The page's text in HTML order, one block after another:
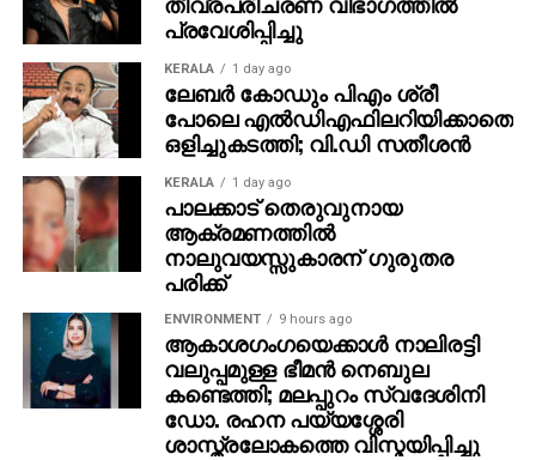
ചെയ്തു.
പ്രവേശിപ്പിച്ചു
KERALA 1 day ago
ലേബര്‍ കോഡും പിഎം ശ്രീ
പോലെ എല്‍ഡിഎഫിലറിയിക്കാതെ
ഒളിച്ചുകടത്തി; വി.ഡി സതീശന്‍
KERALA 1 day ago
പാലക്കാട് തെരുവുനായ
ആക്രമണത്തില്‍
നാലുവയസ്സുകാരന് ഗുരുതര
പരിക്ക്
ENVIRONMENT 9 hours ago
ആകാശഗംഗയെക്കാള്‍ നാലിരട്ടി
വലുപ്പമുള്ള ഭീമന്‍ നെബുല
കണ്ടെത്തി; മലപ്പുറം സ്വദേശിനി
ഡോ. രഹന പയ്യശ്ശേരി
ശാസ്ത്രലോകത്തെ വിസ്മയിപ്പിച്ചു